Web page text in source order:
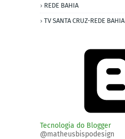
REDE BAHIA
TV SANTA CRUZ-REDE BAHIA
Tecnologia do Blogger
@matheusbispodesign